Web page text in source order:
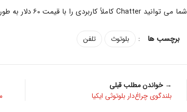
شما می توانید Chatter کاملاً کاربردی را با قیمت 60 دلار به طور انحصاری از وب سایت Best Buy تهیه کنید.
: بلوتوث تلفن
→ خواندن مطلب قبلی
بلندگوی چراغ‌دار بلوتوثی ایکیا